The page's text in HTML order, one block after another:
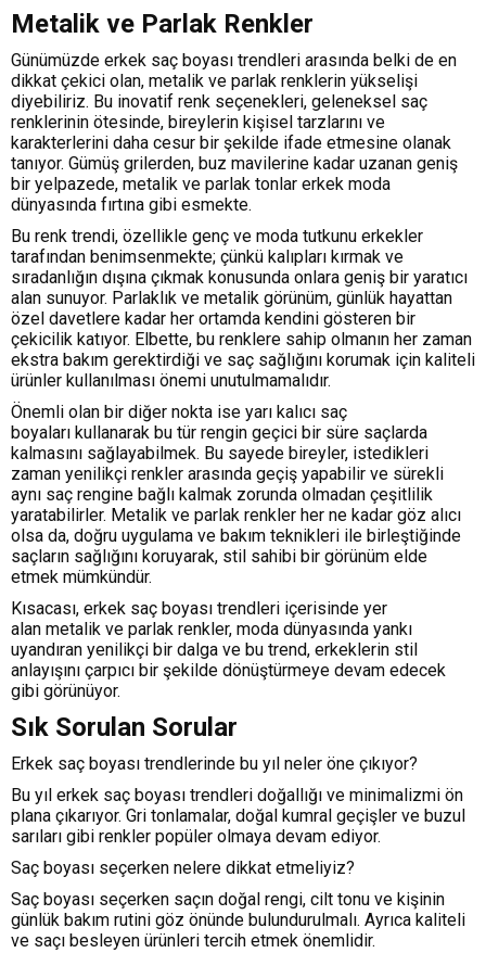
Metalik ve Parlak Renkler
Günümüzde erkek saç boyası trendleri arasında belki de en
dikkat çekici olan, metalik ve parlak renklerin yükselişi
diyebiliriz. Bu inovatif renk seçenekleri, geleneksel saç
renklerinin ötesinde, bireylerin kişisel tarzlarını ve
karakterlerini daha cesur bir şekilde ifade etmesine olanak
tanıyor. Gümüş grilerden, buz mavilerine kadar uzanan geniş
bir yelpazede, metalik ve parlak tonlar erkek moda
dünyasında fırtına gibi esmekte.
Bu renk trendi, özellikle genç ve moda tutkunu erkekler
tarafından benimsenmekte; çünkü kalıpları kırmak ve
sıradanlığın dışına çıkmak konusunda onlara geniş bir yaratıcı
alan sunuyor. Parlaklık ve metalik görünüm, günlük hayattan
özel davetlere kadar her ortamda kendini gösteren bir
çekicilik katıyor. Elbette, bu renklere sahip olmanın her zaman
ekstra bakım gerektirdiği ve saç sağlığını korumak için kaliteli
ürünler kullanılması önemi unutulmamalıdır.
Önemli olan bir diğer nokta ise yarı kalıcı saç
boyaları kullanarak bu tür rengin geçici bir süre saçlarda
kalmasını sağlayabilmek. Bu sayede bireyler, istedikleri
zaman yenilikçi renkler arasında geçiş yapabilir ve sürekli
aynı saç rengine bağlı kalmak zorunda olmadan çeşitlilik
yaratabilirler. Metalik ve parlak renkler her ne kadar göz alıcı
olsa da, doğru uygulama ve bakım teknikleri ile birleştiğinde
saçların sağlığını koruyarak, stil sahibi bir görünüm elde
etmek mümkündür.
Kısacası, erkek saç boyası trendleri içerisinde yer
alan metalik ve parlak renkler, moda dünyasında yankı
uyandıran yenilikçi bir dalga ve bu trend, erkeklerin stil
anlayışını çarpıcı bir şekilde dönüştürmeye devam edecek
gibi görünüyor.
Sık Sorulan Sorular
Erkek saç boyası trendlerinde bu yıl neler öne çıkıyor?
Bu yıl erkek saç boyası trendleri doğallığı ve minimalizmi ön
plana çıkarıyor. Gri tonlamalar, doğal kumral geçişler ve buzul
sarıları gibi renkler popüler olmaya devam ediyor.
Saç boyası seçerken nelere dikkat etmeliyiz?
Saç boyası seçerken saçın doğal rengi, cilt tonu ve kişinin
günlük bakım rutini göz önünde bulundurulmalı. Ayrıca kaliteli
ve saçı besleyen ürünleri tercih etmek önemlidir.